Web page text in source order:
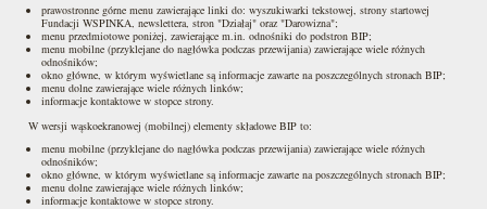
prawostronne górne menu zawierające linki do: wyszukiwarki tekstowej, strony startowej
Fundacji WSPINKA, newslettera, stron "Działaj" oraz "Darowizna";
menu przedmiotowe poniżej, zawierające m.in. odnośniki do podstron BIP;
menu mobilne (przyklejane do nagłówka podczas przewijania) zawierające wiele różnych
odnośników;
okno główne, w którym wyświetlane są informacje zawarte na poszczególnych stronach BIP;
menu dolne zawierające wiele różnych linków;
informacje kontaktowe w stopce strony.
W wersji wąskoekranowej (mobilnej) elementy składowe BIP to:
menu mobilne (przyklejane do nagłówka podczas przewijania) zawierające wiele różnych
odnośników;
okno główne, w którym wyświetlane są informacje zawarte na poszczególnych stronach BIP;
menu dolne zawierające wiele różnych linków;
informacje kontaktowe w stopce strony.